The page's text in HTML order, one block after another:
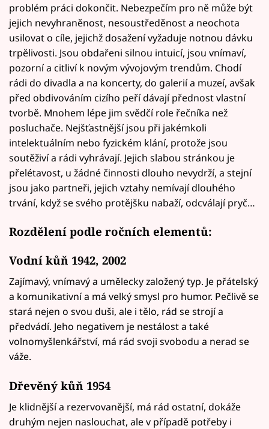
problém práci dokončit. Nebezpečím pro ně může být
jejich nevyhraněnost, nesoustředěnost a neochota
usilovat o cíle, jejichž dosažení vyžaduje notnou dávku
trpělivosti. Jsou obdařeni silnou intuicí, jsou vnímaví,
pozorní a citliví k novým vývojovým trendům. Chodí
rádi do divadla a na koncerty, do galerií a muzeí, avšak
před obdivováním cizího peří dávají přednost vlastní
tvorbě. Mnohem lépe jim svědčí role řečníka než
posluchače. Nejšťastnější jsou při jakémkoli
intelektuálním nebo fyzickém klání, protože jsou
soutěživí a rádi vyhrávají. Jejich slabou stránkou je
přelétavost, u žádné činnosti dlouho nevydrží, a stejní
jsou jako partneři, jejich vztahy nemívají dlouhého
trvání, když se svého protějšku nabaží, odcválají pryč…
Rozdělení podle ročních elementů:
Vodní kůň 1942, 2002
Zajímavý, vnímavý a umělecky založený typ. Je přátelský
a komunikativní a má velký smysl pro humor. Pečlivě se
stará nejen o svou duši, ale i tělo, rád se strojí a
předvádí. Jeho negativem je nestálost a také
volnomyšlenkářství, má rád svoji svobodu a nerad se
váže.
Dřevěný kůň 1954
Je klidnější a rezervovanější, má rád ostatní, dokáže
druhým nejen naslouchat, ale v případě potřeby i